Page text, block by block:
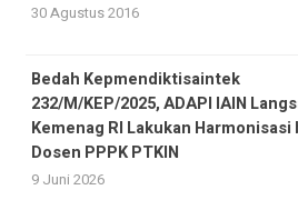
30 Agustus 2016
Bedah Kepmendiktisaintek
232/M/KEP/2025, ADAPI IAIN
Kemenag RI Lakukan Harmonisasi
Dosen PPPK PTKIN
9 Juni 2026